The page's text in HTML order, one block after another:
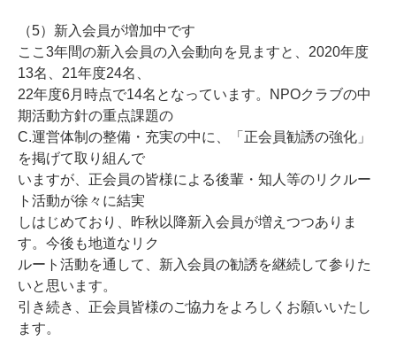
（5）新入会員が増加中です
ここ3年間の新入会員の入会動向を見ますと、2020年度
13名、21年度24名、
22年度6月時点で14名となっています。NPOクラブの中
期活動方針の重点課題の
C.運営体制の整備・充実の中に、「正会員勧誘の強化」
を掲げて取り組んで
いますが、正会員の皆様による後輩・知人等のリクルー
ト活動が徐々に結実
しはじめており、昨秋以降新入会員が増えつつありま
す。今後も地道なリク
ルート活動を通して、新入会員の勧誘を継続して参りた
いと思います。
引き続き、正会員皆様のご協力をよろしくお願いいたし
ます。